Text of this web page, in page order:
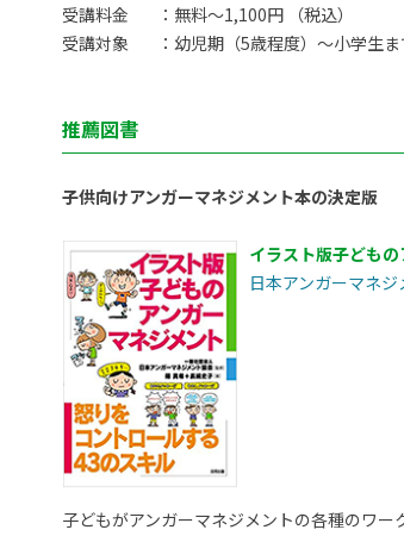
受講料金
：無料〜1,100円 （税込）
受講対象
：幼児期（5歳程度）〜小学生ま
推薦図書
子供向けアンガーマネジメント本の決定版
イラスト版子ども
日本アンガーマネジ
子どもがアンガーマネジメントの各種のワ